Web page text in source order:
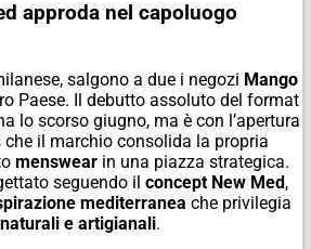
approda nel capoluogo
salgono a due i negozi Mango
Paese. Il debutto assoluto del format
lo scorso giugno, ma è con l’apertura
che il marchio consolida la propria
menswear in una piazza strategica.
seguendo il concept New Med,
mediterranea che privilegia
e artigianali.